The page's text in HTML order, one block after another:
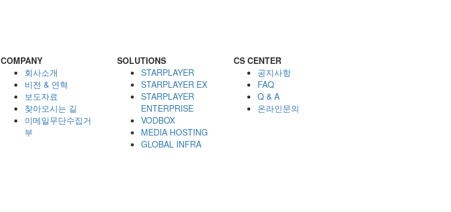
COMPANY
회사소개
비전 & 연혁
보도자료
찾아오시는 길
이메일무단수집거
부
SOLUTIONS
STARPLAYER
STARPLAYER EX
STARPLAYER
ENTERPRISE
VODBOX
MEDIA HOSTING
GLOBAL INFRA
CS CENTER
공지사항
FAQ
Q & A
온라인문의